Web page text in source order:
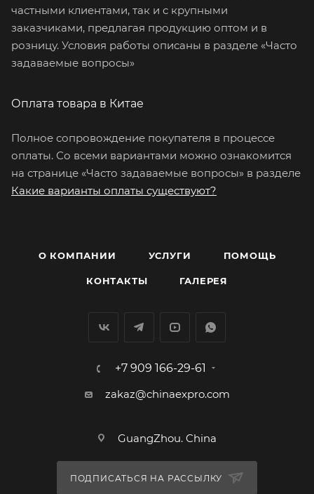
частными клиентами, так и с крупными
заказчиками, предлагая продукцию оптом и в
розницу. Условия работы описаны в разделе «Часто
задаваемые вопросы»
Оплата товара в Китае
Полное сопровождение покупателя в процессе
оплаты. Со всеми вариантами можно ознакомится
на странице «Часто задаваемые вопросы» в разделе
Какие варианты оплаты существуют?
О КОМПАНИИ УСЛУГИ ПОМОЩЬ
КОНТАКТЫ ГАЛЕРЕЯ
+7 909 166-29-61
zakaz@chinaexpro.com
GuangZhou. China
ПОДПИСАТЬСЯ НА РАССЫЛКУ